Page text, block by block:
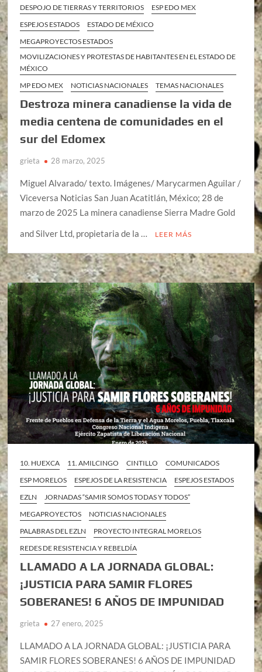
DESPOJO DE TIERRAS Y TERRITORIOS
ESP EDO MEX
ESPEJOS ESTADOS
ESTADO DE MÉXICO
MEGAPROYECTOS ESTADOS
MOVILIZACIONES Y PROTESTAS DE HABITANTES EN EL ESTADO DE
MÉXICO
MP EDO MEX
NOTICIAS NACIONALES TEMAS NACIONALES
Destroza minera canadiense la vida de
media centena de comunidades en el
sur del Edomex
grieta 28 marzo, 2025
Miguel Alvarado/ texto. Imágenes/ Marycarmen Aguilar /
Viceversa Noticias San Juan Acatitlán, México; 28 de
marzo de 2025 La minera canadiense Sierra Madre Gold
and Silver Ltd, propietaria de la …
LEER MÁS
10. HUEXCA 11. AMILCINGO CINTILLO
COMUNICADOS
ESP MORELOS
ESPEJOS DE LA RESISTENCIA
ESPEJOS ESTADOS
EZLN
JORNADAS “SAMIR SOMOS TODAS Y TODOS”
MEGAPROYECTOS
NOTICIAS NACIONALES
PALABRAS DEL EZLN
PROYECTO INTEGRAL MORELOS
REDES DE RESISTENCIA Y REBELDÍA
LLAMADO A LA JORNADA GLOBAL:
¡JUSTICIA PARA SAMIR FLORES
SOBERANES! 6 AÑOS DE IMPUNIDAD
grieta 27 enero, 2025
LLAMADO A LA JORNADA GLOBAL: ¡JUSTICIA PARA
SAMIR FLORES SOBERANES! 6 AÑOS DE IMPUNIDAD